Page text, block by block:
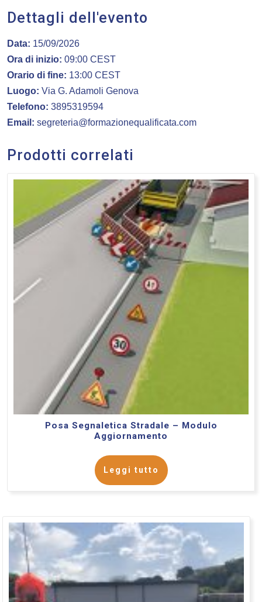
Dettagli dell'evento
Data: 15/09/2026
Ora di inizio: 09:00 CEST
Orario di fine: 13:00 CEST
Luogo: Via G. Adamoli Genova
Telefono: 3895319594
Email: segreteria@formazionequalificata.com
Prodotti correlati
Posa Segnaletica Stradale – Modulo
Aggiornamento
Leggi tutto